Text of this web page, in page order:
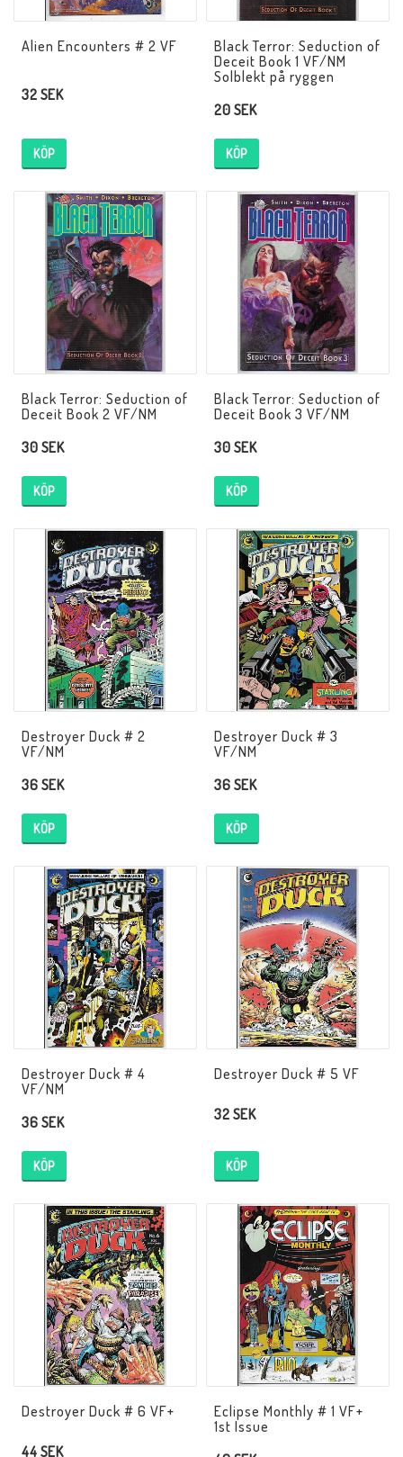
____________________________________________________________________________
Betala enkelt i förskott till konto i Nordea eller med Swish.
Alien Encounters # 2 VF
32 SEK
KÖP
Black Terror: Seduction of
Deceit Book 1 VF/NM
Solblekt på ryggen
20 SEK
KÖP
Black Terror: Seduction of
Deceit Book 2 VF/NM
30 SEK
KÖP
Black Terror: Seduction of
Deceit Book 3 VF/NM
30 SEK
KÖP
Destroyer Duck # 2
VF/NM
36 SEK
KÖP
Destroyer Duck # 3
VF/NM
36 SEK
KÖP
Destroyer Duck # 4
VF/NM
36 SEK
KÖP
Destroyer Duck # 5 VF
32 SEK
KÖP
Destroyer Duck # 6 VF+
44 SEK
Eclipse Monthly # 1 VF+
1st Issue